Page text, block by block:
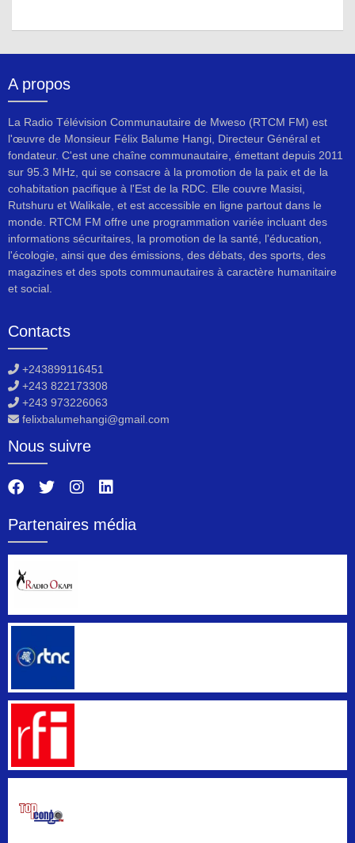
A propos
La Radio Télévision Communautaire de Mweso (RTCM FM) est
l'œuvre de Monsieur Félix Balume Hangi, Directeur Général et
fondateur. C'est une chaîne communautaire, émettant depuis 2011
sur 95.3 MHz, qui se consacre à la promotion de la paix et de la
cohabitation pacifique à l'Est de la RDC. Elle couvre Masisi,
Rutshuru et Walikale, et est accessible en ligne partout dans le
monde. RTCM FM offre une programmation variée incluant des
informations sécuritaires, la promotion de la santé, l'éducation,
l'écologie, ainsi que des émissions, des débats, des sports, des
magazines et des spots communautaires à caractère humanitaire
et social.
Contacts
+243899116451
+243 822173308
+243 973226063
felixbalumehangi@gmail.com
Nous suivre
Partenaires média